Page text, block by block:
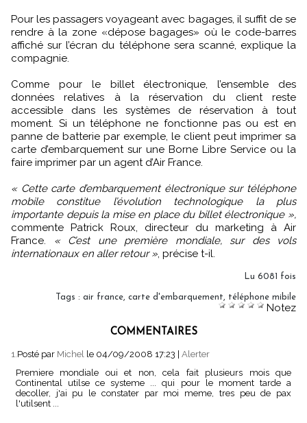
Pour les passagers voyageant avec bagages, il suffit de se
rendre à la zone «dépose bagages» où le code-barres
affiché sur l’écran du téléphone sera scanné, explique la
compagnie.
Comme pour le billet électronique, l’ensemble des
données relatives à la réservation du client reste
accessible dans les systèmes de réservation à tout
moment. Si un téléphone ne fonctionne pas ou est en
panne de batterie par exemple, le client peut imprimer sa
carte d’embarquement sur une Borne Libre Service ou la
faire imprimer par un agent d’Air France.
« Cette carte d’embarquement électronique sur téléphone
mobile constitue l’évolution technologique la plus
importante depuis la mise en place du billet électronique »,
commente Patrick Roux, directeur du marketing à Air
France. « C’est une première mondiale, sur des vols
internationaux en aller retour », précise t-il.
Lu 6081 fois
Tags : air france, carte d'embarquement, téléphone mibile
Notez
COMMENTAIRES
1.Posté par Michel le 04/09/2008 17:23
Alerter
Premiere mondiale oui et non, cela fait plusieurs mois que
Continental utilse ce systeme ... qui pour le moment tarde a
decoller, j'ai pu le constater par moi meme, tres peu de pax
l'utilsent ...